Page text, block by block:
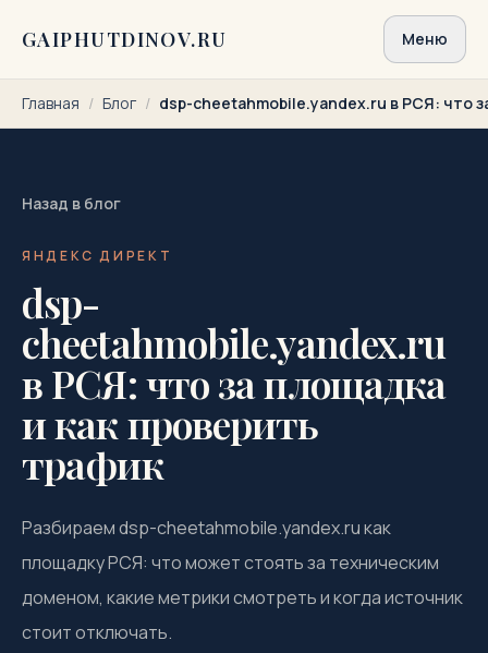
GAIPHUTDINOV.RU Меню
Главная / Блог / dsp-cheetahmobile.yandex.ru в РСЯ: что
Назад в блог
ЯНДЕКС ДИРЕКТ
dsp-
cheetahmobile.yandex.ru
в РСЯ: что за площадка
и как проверить
трафик
Разбираем dsp-cheetahmobile.yandex.ru как
площадку РСЯ: что может стоять за техническим
доменом, какие метрики смотреть и когда источник
стоит отключать.